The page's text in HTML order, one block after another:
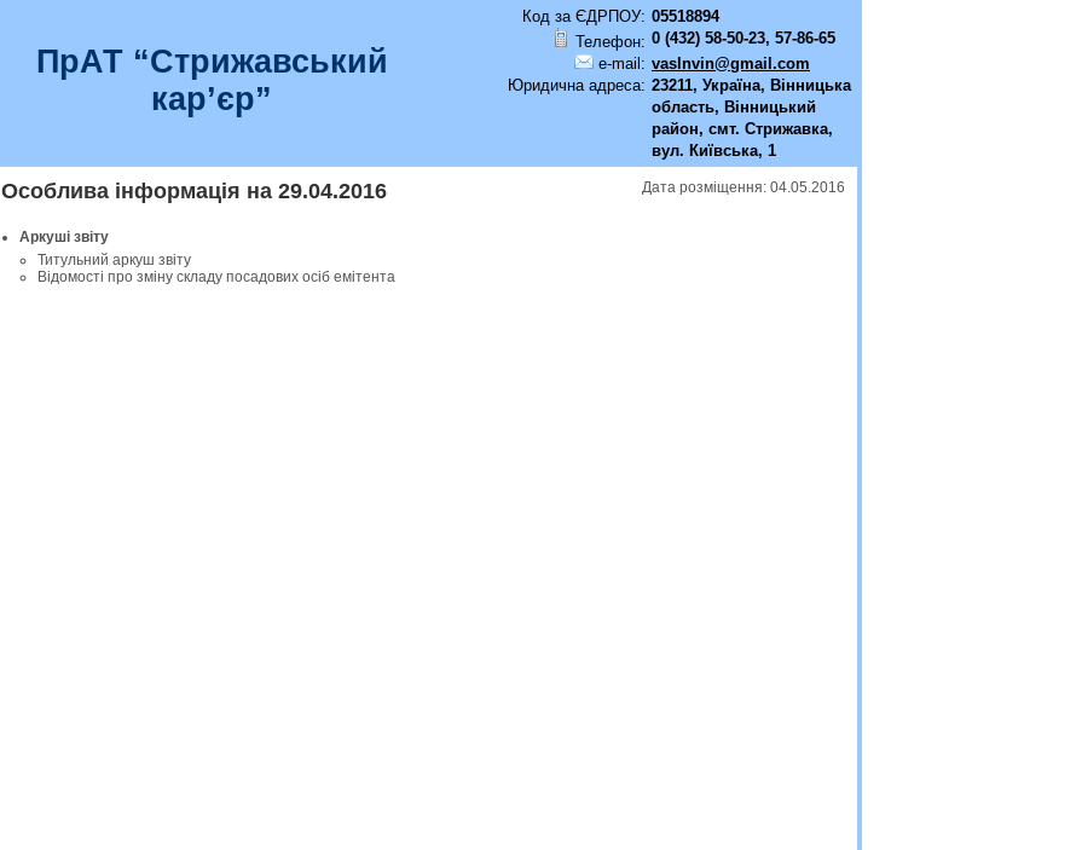
ПрАТ “Стрижавський
кар’єр”
Код за ЄДРПОУ: 05518894
Телефон: 0 (432) 58-50-23, 57-86-65
e-mail: vaslnvin@gmail.com
Юридична адреса: 23211, Україна, Вінницька
область, Вінницький
район, смт. Стрижавка,
вул. Київська, 1
Дата розміщення: 04.05.2016
Особлива інформація на 29.04.2016
Аркуші звіту
Титульний аркуш звіту
Відомості про зміну складу посадових осіб емітента